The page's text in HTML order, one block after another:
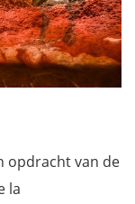
opdracht van de
la